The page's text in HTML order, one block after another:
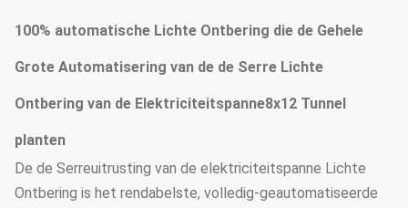
100% automatische Lichte Ontbering die de Gehele
Grote Automatisering van de de Serre Lichte
Ontbering van de Elektriciteitspanne8x12 Tunnel
planten
De de Serreuitrusting van de elektriciteitspanne Lichte
Ontbering is het rendabelste, volledig-geautomatiseerde